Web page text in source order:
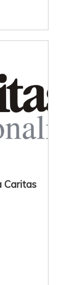
Caritas